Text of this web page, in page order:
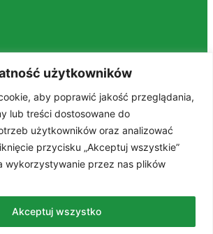
użytkowników
aby poprawić jakość przeglądania,
lub treści dostosowane do
użytkowników oraz analizować
przycisku „Akceptuj wszystkie”
wykorzystywanie przez nas plików
Akceptuj wszystko
MAŁOLETNICH